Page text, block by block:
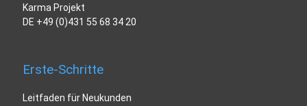
Karma Projekt
DE +49 (0)431 55 68 34 20
Erste-Schritte
Leitfaden für Neukunden